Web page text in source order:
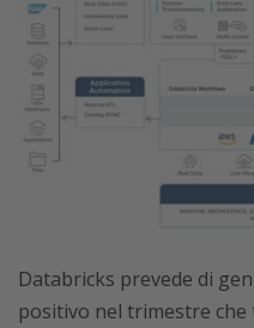
Databricks prevede di
positivo nel trimestre